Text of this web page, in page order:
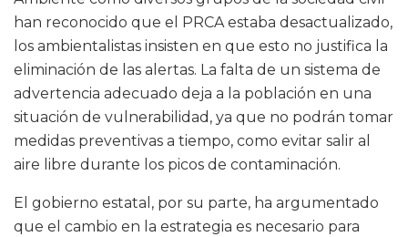
han reconocido que el PRCA estaba desactualizado,
los ambientalistas insisten en que esto no justifica la
eliminación de las alertas. La falta de un sistema de
advertencia adecuado deja a la población en una
situación de vulnerabilidad, ya que no podrán tomar
medidas preventivas a tiempo, como evitar salir al
aire libre durante los picos de contaminación.
El gobierno estatal, por su parte, ha argumentado
que el cambio en la estrategia es necesario para